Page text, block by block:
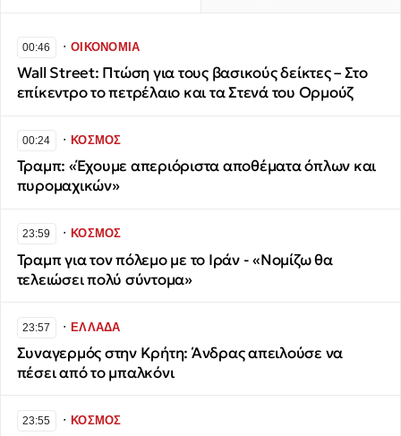
00:46 ∙ΟΙΚΟΝΟΜΙΑ
Wall Street: Πτώση για τους βασικούς δείκτες – Στο
επίκεντρο το πετρέλαιο και τα Στενά του Ορμούζ
00:24 ∙ΚΟΣΜΟΣ
Τραμπ: «Έχουμε απεριόριστα αποθέματα όπλων και
πυρομαχικών»
23:59 ∙ΚΟΣΜΟΣ
Τραμπ για τον πόλεμο με το Ιράν - «Νομίζω θα
τελειώσει πολύ σύντομα»
23:57 ∙ΕΛΛΑΔΑ
Συναγερμός στην Κρήτη: Άνδρας απειλούσε να
πέσει από το μπαλκόνι
23:55 ∙ΚΟΣΜΟΣ